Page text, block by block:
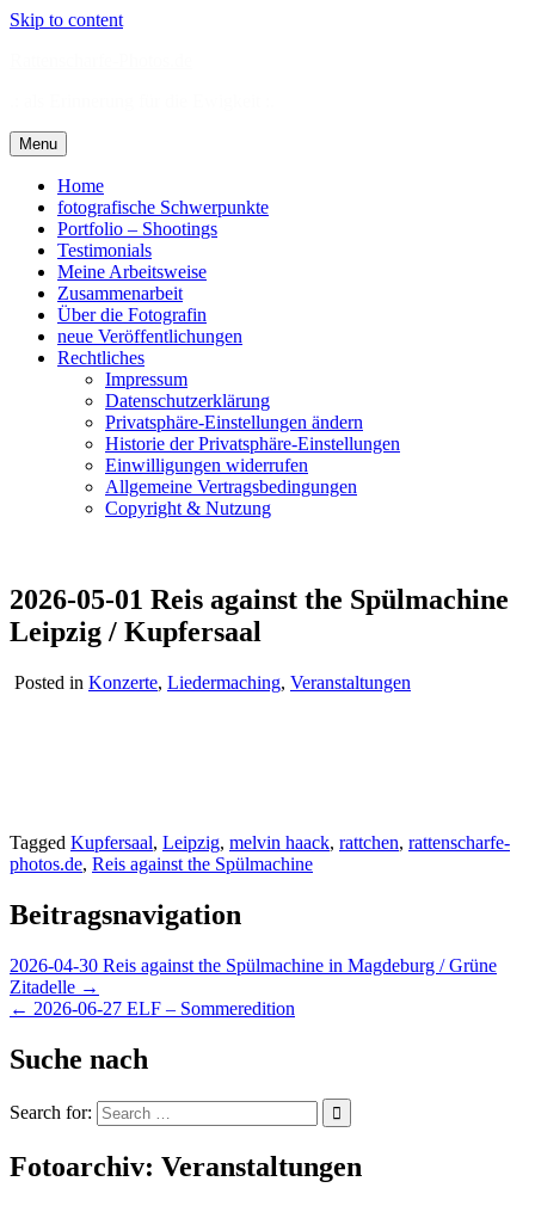
Skip to content
Menu
Home
fotografische Schwerpunkte
Portfolio – Shootings
Testimonials
Meine Arbeitsweise
Zusammenarbeit
Über die Fotografin
neue Veröffentlichungen
Rechtliches
Impressum
Datenschutzerklärung
Privatsphäre-Einstellungen ändern
Historie der Privatsphäre-Einstellungen
Einwilligungen widerrufen
Allgemeine Vertragsbedingungen
Copyright & Nutzung
2026-05-01 Reis against the Spülmachine
Leipzig / Kupfersaal
Posted in Konzerte, Liedermaching, Veranstaltungen
Tagged Kupfersaal, Leipzig, melvin haack, rattchen, rattenscharfe-
photos.de, Reis against the Spülmachine
Beitragsnavigation
2026-04-30 Reis against the Spülmachine in Magdeburg / Grüne
Zitadelle →
← 2026-06-27 ELF – Sommeredition
Suche nach
Search for:
Fotoarchiv: Veranstaltungen